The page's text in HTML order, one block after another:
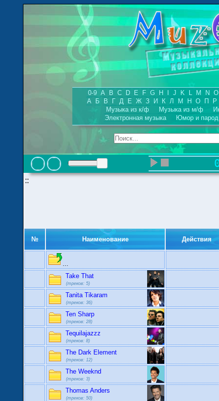
0-9 A B C D E F G H J K L M N O
А
Б В Г Д Е Ж З И К Л М Н О П
Р
Музыка из к/ф
Музыка из м/ф
Электронная музыка
Юмор и
::
№ Наименование Действия
...
Take That
(треков: 5)
Tanita Tikaram
(треков: 36)
Ten Sharp
(треков: 28)
Tequilajazzz
(треков: 8)
The Dark Element
(треков: 12)
The Weeknd
(треков: 3)
Thomas Anders
(треков: 50)